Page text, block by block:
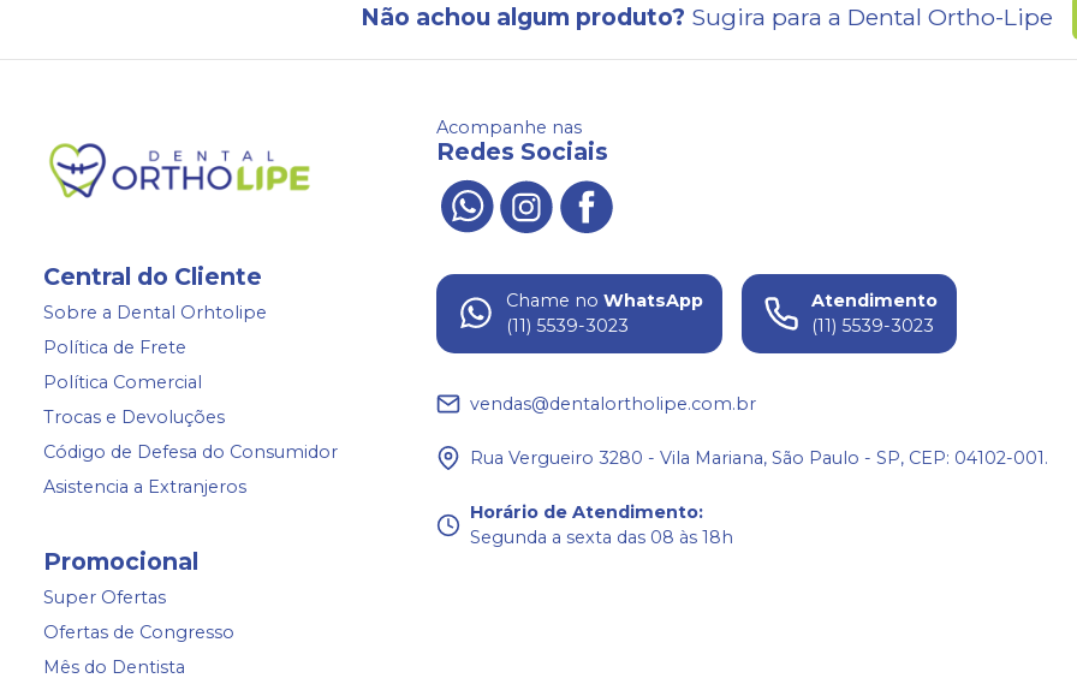
Não achou algum produto? Sugira para a Dental Ortho-Lipe
Central do Cliente
Sobre a Dental Orhtolipe
Política de Frete
Política Comercial
Trocas e Devoluções
Código de Defesa do Consumidor
Asistencia a Extranjeros
Promocional
Super Ofertas
Ofertas de Congresso
Mês do Dentista
Acompanhe nas
Redes Sociais
Chame no WhatsApp
(11) 5539-3023
Atendimento
(11) 5539-3023
vendas@dentalortholipe.com.br
Rua Vergueiro 3280 - Vila Mariana, São Paulo - SP, CEP: 04102-001.
Horário de Atendimento:
Segunda a sexta das 08 às 18h